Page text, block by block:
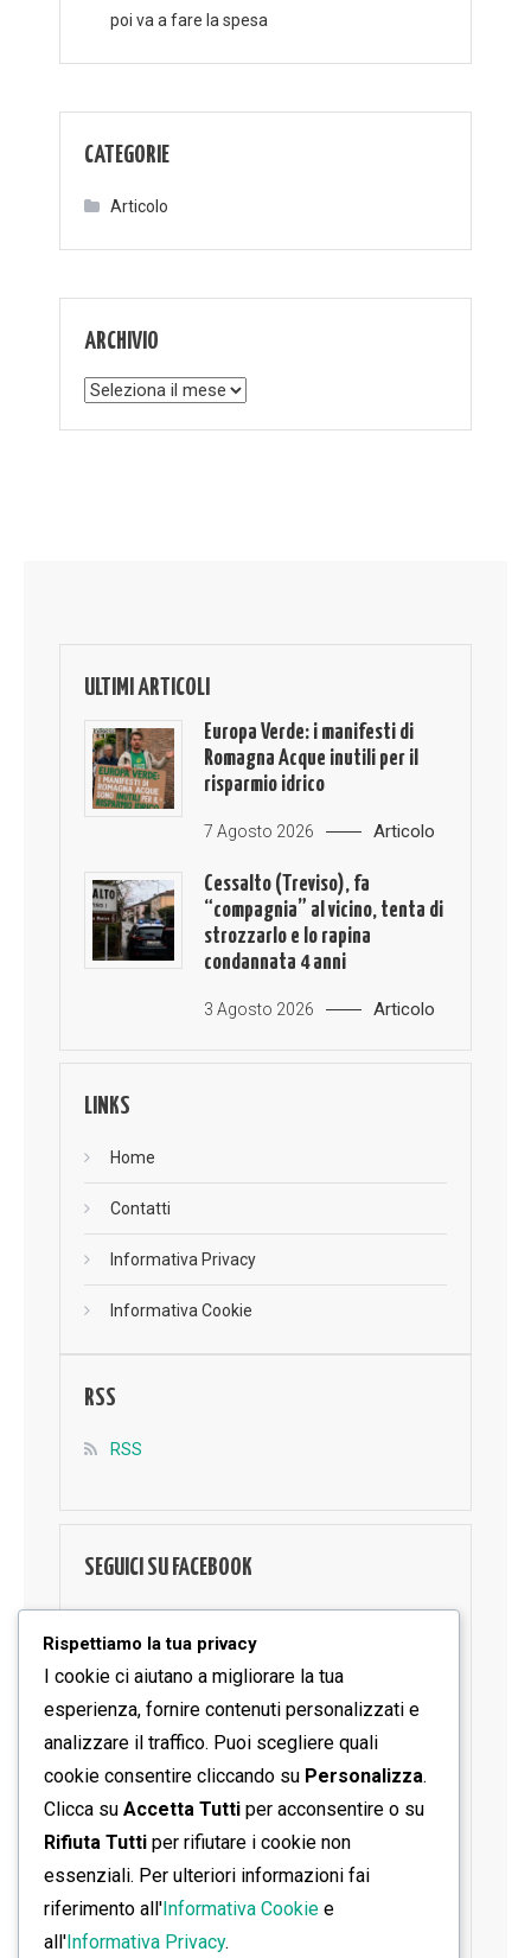
poi va a fare la spesa
CATEGORIE
Articolo
ARCHIVIO
Archivio
ULTIMI ARTICOLI
Europa Verde: i manifesti di
Romagna Acque inutili per il
risparmio idrico
7 Agosto 2026 Articolo
Cessalto (Treviso), fa
“compagnia” al vicino, tenta di
strozzarlo e lo rapina
condannata 4 anni
3 Agosto 2026 Articolo
LINKS
Home
Contatti
Informativa Privacy
Informativa Cookie
RSS
RSS
SEGUICI SU FACEBOOK
Rispettiamo la tua privacy
I cookie ci aiutano a migliorare la tua
esperienza, fornire contenuti personalizzati e
analizzare il traffico. Puoi scegliere quali
cookie consentire cliccando su Personalizza.
Clicca su Accetta Tutti per acconsentire o su
Rifiuta Tutti per rifiutare i cookie non
essenziali. Per ulteriori informazioni fai
riferimento all'Informativa Cookie e
all'Informativa Privacy.